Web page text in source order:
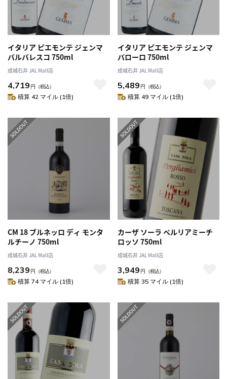
イタリア ピエモンテ ジェンマ
バルバレスコ 750ml
成城石井 JAL Mall店
4,719 円 （税込）
積算 42 マイル (1倍)
イタリア ピエモンテ ジェンマ
バローロ 750ml
成城石井 JAL Mall店
5,489 円 （税込）
積算 49 マイル (1倍)
CM 18 ブルネッロ ディ モンタ
ルチーノ 750ml
成城石井 JAL Mall店
8,239 円 （税込）
積算 74 マイル (1倍)
カーザ ソーラ ペルリアミーチ
ロッソ 750ml
成城石井 JAL Mall店
3,949 円 （税込）
積算 35 マイル (1倍)